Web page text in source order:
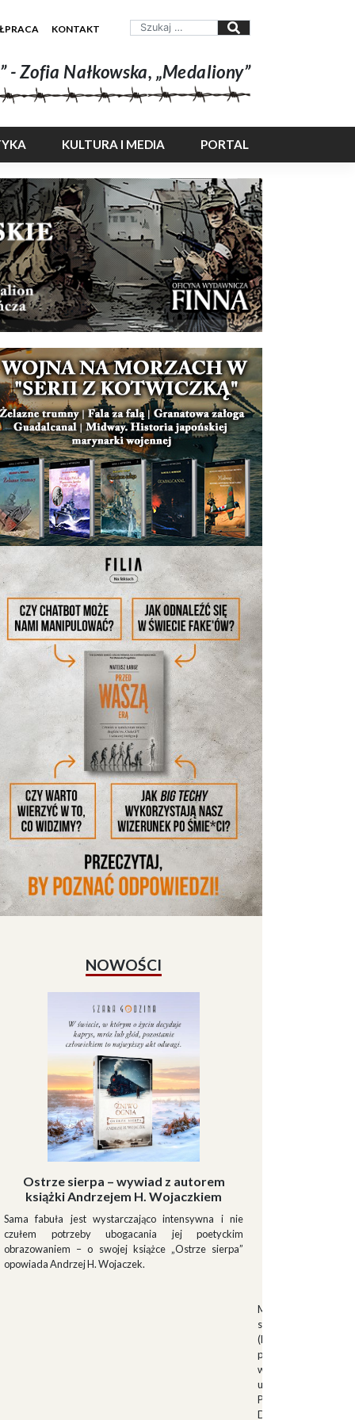
KONTAKT
Zofia Nałkowska, „Medaliony”
KULTURA I MEDIA PORTAL
NOWOŚCI
Ostrze sierpa – wywiad z autorem
książki Andrzejem H. Wojaczkiem
Sama fabuła jest wystarczająco intensywna i nie
czułem potrzeby ubogacania jej poetyckim
obrazowaniem – o swojej książce „Ostrze sierpa”
opowiada Andrzej H. Wojaczek.
Muszkieterowie
stanowili elitarną
(Milizia Volontaria
pełniącą rolę
w latach 1923-
uroczystościach
Palazzo Venezia w
Duce.